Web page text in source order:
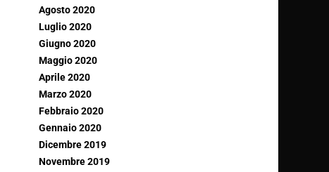
Agosto 2020
Luglio 2020
Giugno 2020
Maggio 2020
Aprile 2020
Marzo 2020
Febbraio 2020
Gennaio 2020
Dicembre 2019
Novembre 2019